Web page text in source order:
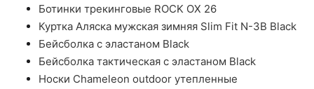
Ботинки трекинговые ROCK OX 26
Куртка Аляска мужская зимняя Slim Fit N-3B Black
Бейсболка с эластаном Black
Бейсболка тактическая с эластаном Black
Носки Chameleon outdoor утепленные